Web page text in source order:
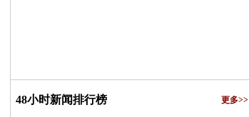
48小时新闻排行榜 更多>>